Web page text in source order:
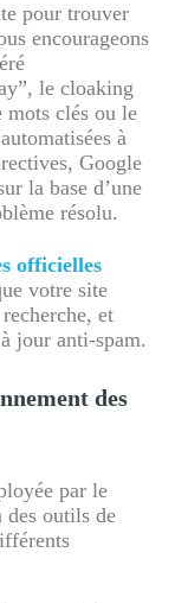
pour trouver
encourageons
le cloaking
clés ou le
à
Google
la base d’une
résolu.
officielles
votre site
et
jour anti-spam.
des
par le
outils de